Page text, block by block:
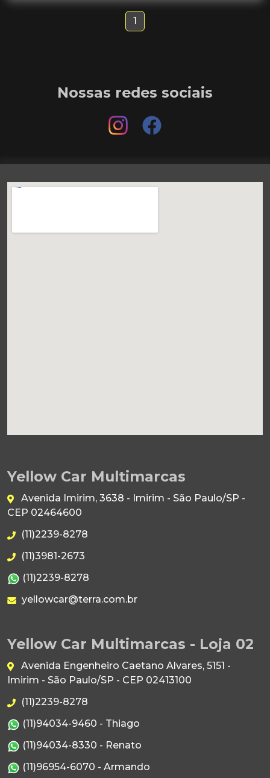
1
Nossas redes sociais
Yellow Car Multimarcas
Avenida Imirim, 3638 - Imirim - São Paulo/SP -
CEP 02464600
(11)2239-8278
(11)3981-2673
(11)2239-8278
yellowcar@terra.com.br
Yellow Car Multimarcas - Loja 02
Avenida Engenheiro Caetano Alvares, 5151 -
Imirim - São Paulo/SP - CEP 02413100
(11)2239-8278
(11)94034-9460 - Thiago
(11)94034-8330 - Renato
(11)96954-6070 - Armando